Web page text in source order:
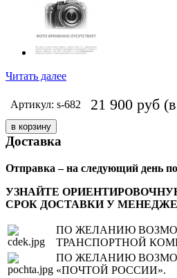
Читать далее
Артикул: s-682 21 900 руб
Доставка
Отправка – на следующий день
УЗНАЙТЕ
СРОК ДОСТАВКИ У
ПО ЖЕЛАНИЮ
ТРАНСПОРТНОЙ
ПО ЖЕЛАНИЮ
«ПОЧТОЙ РОССИИ».